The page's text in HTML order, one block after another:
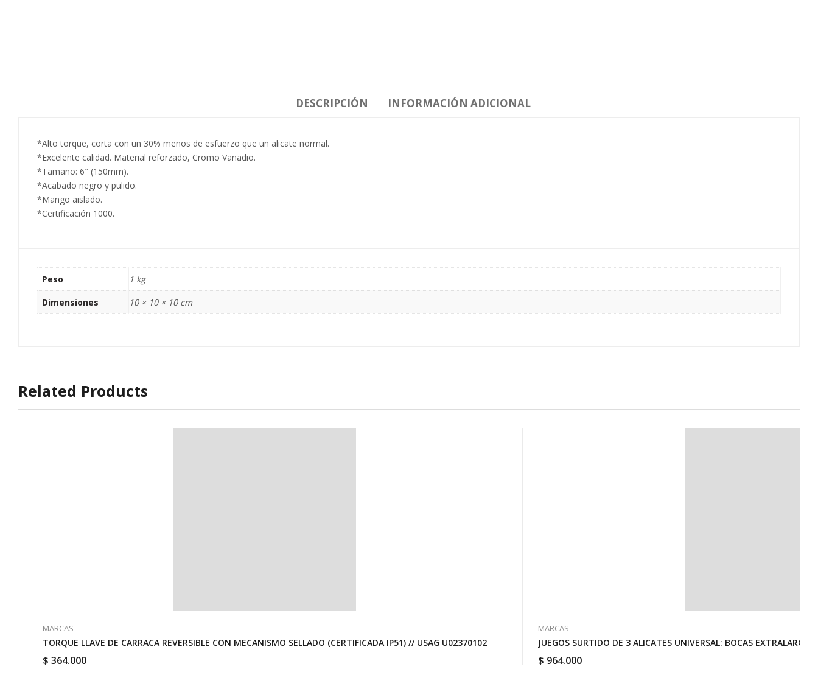
DESCRIPCIÓN INFORMACIÓN ADICIONAL
*Alto torque, corta con un 30% menos de esfuerzo que un alicate normal.
*Excelente calidad. Material reforzado, Cromo Vanadio.
*Tamaño: 6″ (150mm).
*Acabado negro y pulido.
*Mango aislado.
*Certificación 1000.
Peso
1 kg
Dimensiones
10 × 10 × 10 cm
Related Products
MARCAS
TORQUE LLAVE DE CARRACA REVERSIBLE CON MECANISMO SELLADO (CERTIFICADA IP51) // USAG U02370102
$ 364.000
MARCAS
JUEGOS SURTIDO DE 3 ALICATES UNIVERSAL: BOCAS
$ 964.000